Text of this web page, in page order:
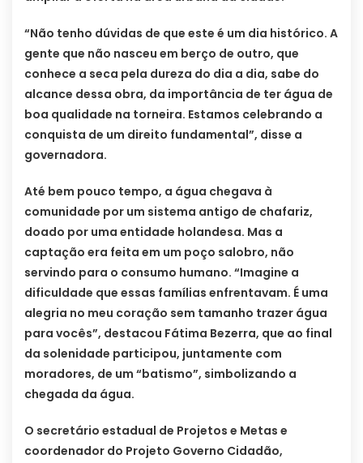
“Não tenho dúvidas de que este é um dia histórico. A
gente que não nasceu em berço de outro, que
conhece a seca pela dureza do dia a dia, sabe do
alcance dessa obra, da importância de ter água de
boa qualidade na torneira. Estamos celebrando a
conquista de um direito fundamental”, disse a
governadora.
Até bem pouco tempo, a água chegava à
comunidade por um sistema antigo de chafariz,
doado por uma entidade holandesa. Mas a
captação era feita em um poço salobro, não
servindo para o consumo humano. “Imagine a
dificuldade que essas famílias enfrentavam. É uma
alegria no meu coração sem tamanho trazer água
para vocês”, destacou Fátima Bezerra, que ao final
da solenidade participou, juntamente com
moradores, de um “batismo”, simbolizando a
chegada da água.
O secretário estadual de Projetos e Metas e
coordenador do Projeto Governo Cidadão,